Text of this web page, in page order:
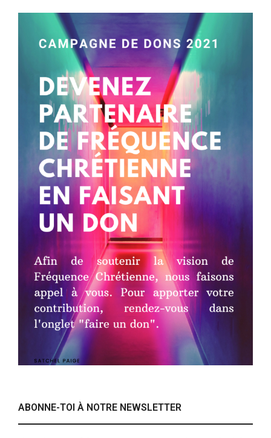
ABONNE-TOI À NOTRE NEWSLETTER